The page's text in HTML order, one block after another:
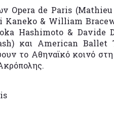
Opera de Paris
Kaneko & William
Hashimoto & Davide
και American Ballet
το Αθηναϊκό κοινό